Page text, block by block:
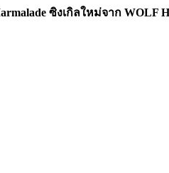
ซิงเกิลใหม่จาก WOLF